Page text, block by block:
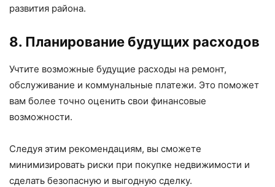
развития района.
8. Планирование будущих расходов
Учтите возможные будущие расходы на ремонт,
обслуживание и коммунальные платежи. Это поможет
вам более точно оценить свои финансовые
возможности.
Следуя этим рекомендациям, вы сможете
минимизировать риски при покупке недвижимости и
сделать безопасную и выгодную сделку.